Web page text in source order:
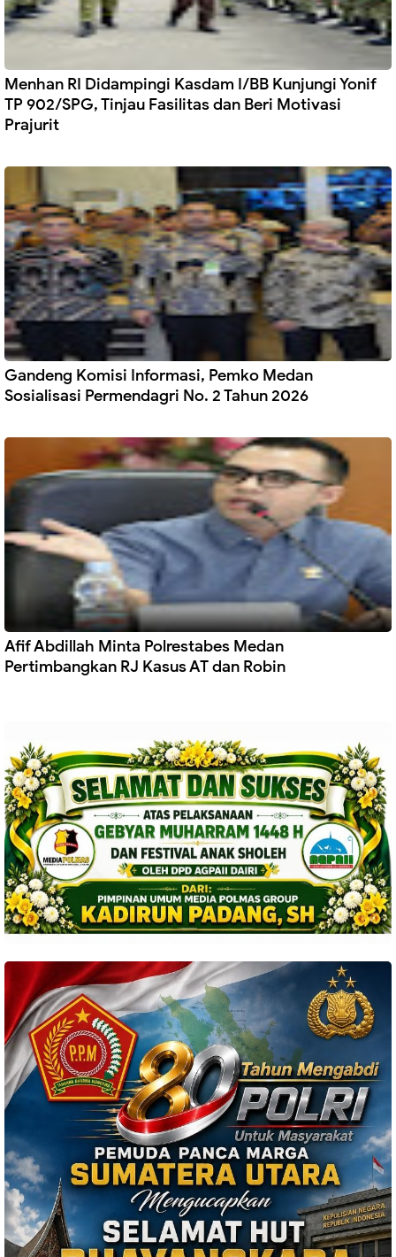
Menhan RI Didampingi Kasdam I/BB Kunjungi Yonif
TP 902/SPG, Tinjau Fasilitas dan Beri Motivasi
Prajurit
Gandeng Komisi Informasi, Pemko Medan
Sosialisasi Permendagri No. 2 Tahun 2026
Afif Abdillah Minta Polrestabes Medan
Pertimbangkan RJ Kasus AT dan Robin